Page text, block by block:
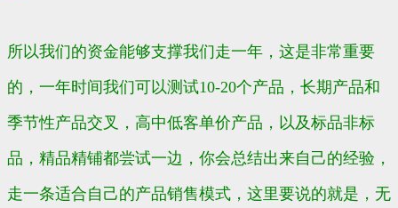
所以我们的资金能够支撑我们走一年，这是非常重要
的，一年时间我们可以测试10-20个产品，长期产品和
季节性产品交叉，高中低客单价产品，以及标品非标
品，精品精铺都尝试一边，你会总结出来自己的经验，
走一条适合自己的产品销售模式，这里要说的就是，无